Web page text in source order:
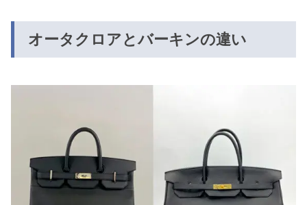
オータクロアとバーキンの違い